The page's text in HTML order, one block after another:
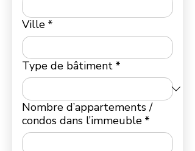
Ville *
Type de bâtiment *
Nombre d’appartements /
condos dans l’immeuble *